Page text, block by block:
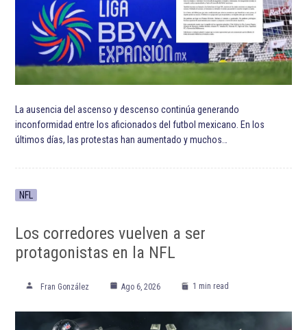
La ausencia del ascenso y descenso continúa generando
inconformidad entre los aficionados del futbol mexicano. En los
últimos días, las protestas han aumentado y muchos…
NFL
Los corredores vuelven a ser
protagonistas en la NFL
Fran González Ago 6, 2026 1 min read